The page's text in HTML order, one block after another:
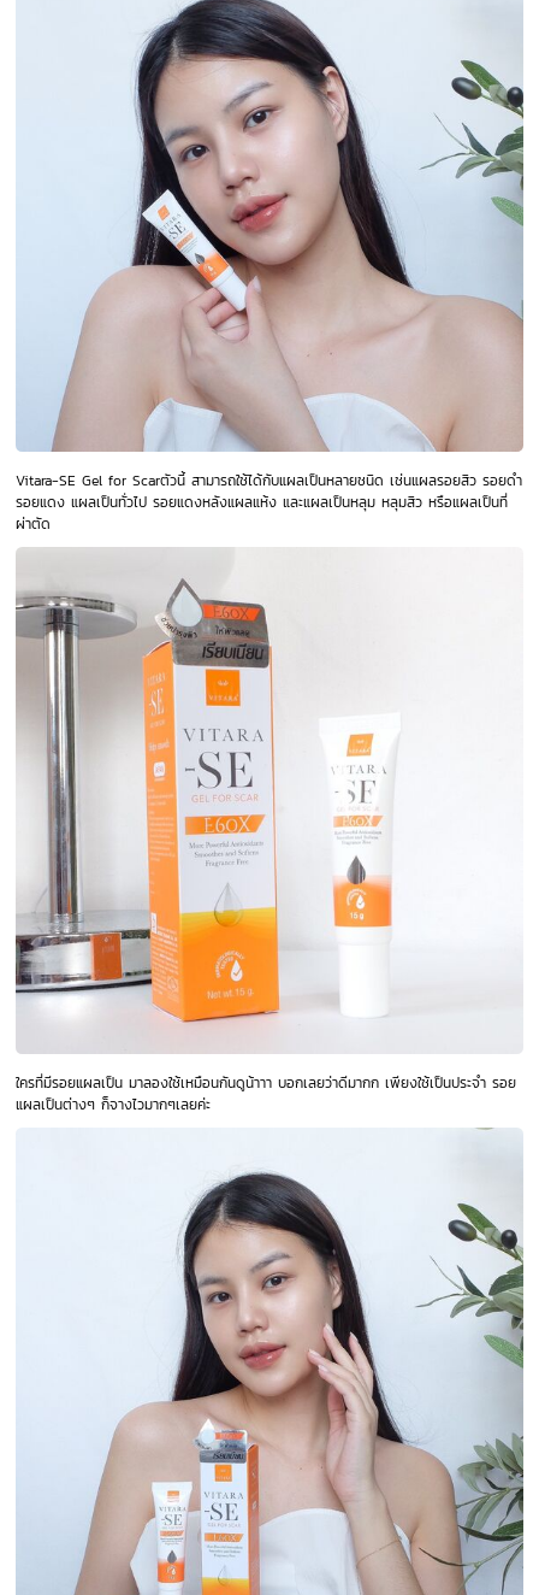
Vitara-SE Gel for Scarตัวนี้ สามารถใช้ได้กับแผลเป็นหลายชนิด เช่นแผลรอยสิว รอยดำ
รอยแดง แผลเป็นทั่วไป รอยแดงหลังแผลแห้ง และแผลเป็นหลุม หลุมสิว หรือแผลเป็นที่
ผ่าตัด
ใครที่มีรอยแผลเป็น มาลองใช้เหมือนกันดูน้าาา บอกเลยว่าดีมากก เพียงใช้เป็นประจำ รอย
แผลเป็นต่างๆ ก็จางไวมากๆเลยค่ะ